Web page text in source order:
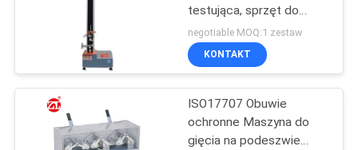
testująca, sprzęt do
badania wytrzymałości
na rozciąganie 500N
negotiable MOQ:1 zestaw
KONTAKT
ISO17707 Obuwie
ochronne Maszyna do
gięcia na podeszwie